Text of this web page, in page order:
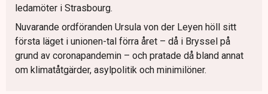
ledamöter i Strasbourg.
Nuvarande ordföranden Ursula von der Leyen höll sitt
första läget i unionen-tal förra året – då i Bryssel på
grund av coronapandemin – och pratade då bland annat
om klimatåtgärder, asylpolitik och minimilöner.